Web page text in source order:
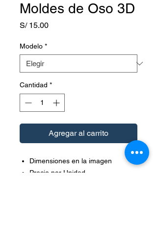
Moldes de Oso 3D
S/ 15.00Precio
Modelo *
Cantidad *
Agregar al carrito
Dimensiones en la imagen
Precio por Unidad